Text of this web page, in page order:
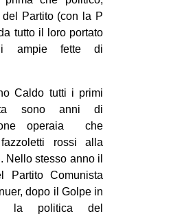
Partito (con la P
tutto il loro portato
ampie fette di
Caldo tutti i primi
sono anni di
operaia che
rossi alla
Nello stesso anno il
Partito Comunista
dopo il Golpe in
la politica del